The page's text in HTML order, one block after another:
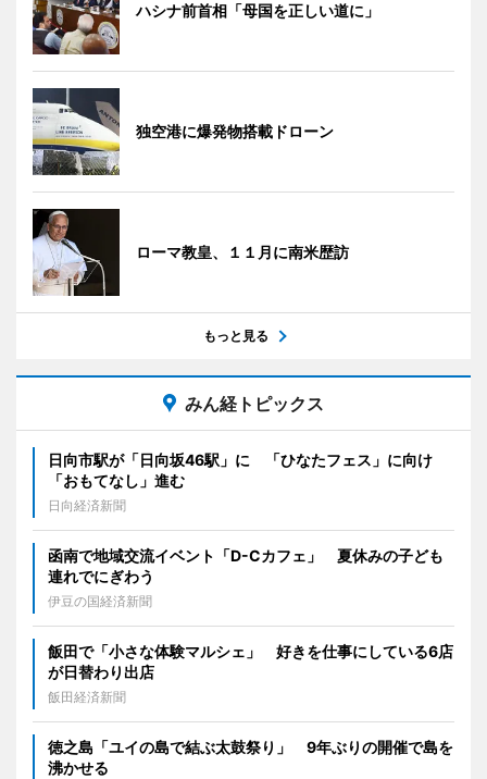
ハシナ前首相「母国を正しい道に」
独空港に爆発物搭載ドローン
ローマ教皇、１１月に南米歴訪
もっと見る
みん経トピックス
日向市駅が「日向坂46駅」に 「ひなたフェス」に向け
「おもてなし」進む
日向経済新聞
函南で地域交流イベント「D-Cカフェ」 夏休みの子ども
連れでにぎわう
伊豆の国経済新聞
飯田で「小さな体験マルシェ」 好きを仕事にしている6店
が日替わり出店
飯田経済新聞
徳之島「ユイの島で結ぶ太鼓祭り」 9年ぶりの開催で島を
沸かせる